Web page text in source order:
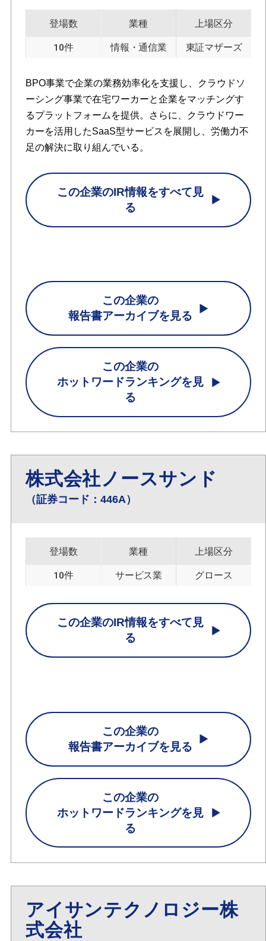
登場数
10件
業種
情報・通信業
上場区分
東証マザーズ
BPO事業で企業の業務効率化を支援し、クラウドソ
ーシング事業で在宅ワーカーと企業をマッチングす
るプラットフォームを提供。さらに、クラウドワー
カーを活用したSaaS型サービスを展開し、労働力不
足の解決に取り組んでいる。
この企業のIR情報をすべて見
る
この企業の
報告書アーカイブを見る
この企業の
ホットワードランキングを見
る
株式会社ノースサンド
（証券コード：446A）
登場数
10件
業種
サービス業
上場区分
グロース
この企業のIR情報をすべて見
る
この企業の
報告書アーカイブを見る
この企業の
ホットワードランキングを見
る
アイサンテクノロジー株
式会社